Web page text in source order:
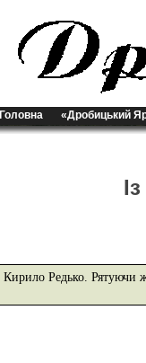
Головна «Дробицький
Кирило Редько. Рятуючи